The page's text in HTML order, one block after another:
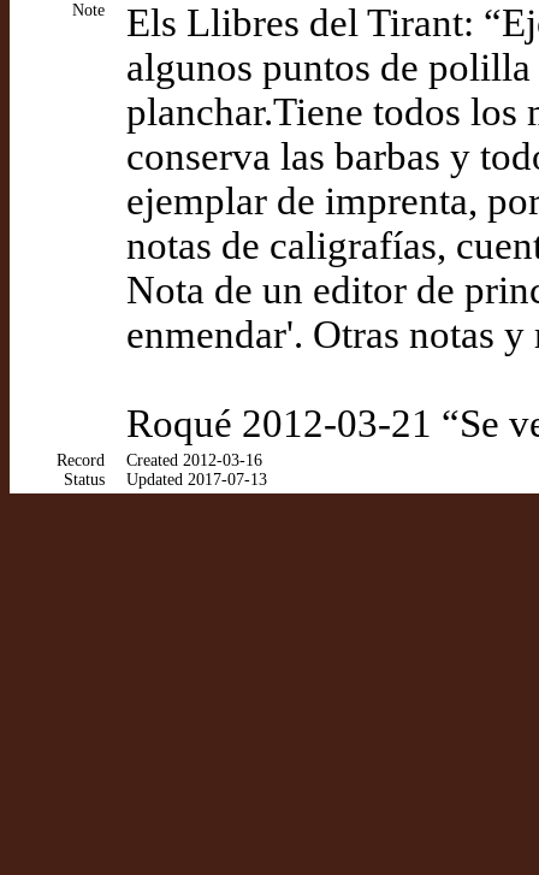
Note
Els Llibres del Tirant:
algunos puntos de
planchar.Tiene todos los
conserva las barbas y
ejemplar de imprenta,
notas de caligrafías,
Nota de un editor de
enmendar'. Otras notas
Roqué 2012-03-21 “Se
Record
Status
Created 2012-03-16
Updated 2017-07-13